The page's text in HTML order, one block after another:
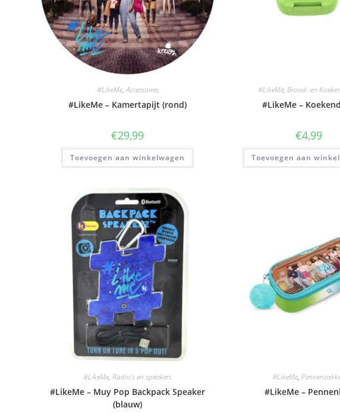
#LikeMe,Accessoires
#LikeMe – Kamertapijt (rond)
€29,99
Toevoegen aan winkelwagen
#LikeMe, Brood- en
#LikeMe –
€4,99
Toevoegen aan
#LikeMe, Radio’s en speakers
#LikeMe – Muy Pop Backpack Speaker
(blauw)
#LikeMe,
#LikeMe –